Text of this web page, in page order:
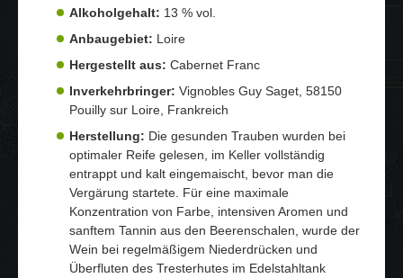
Alkoholgehalt: 13 % vol.
Anbaugebiet: Loire
Hergestellt aus: Cabernet Franc
Inverkehrbringer: Vignobles Guy Saget, 58150
Pouilly sur Loire, Frankreich
Herstellung: Die gesunden Trauben wurden bei
optimaler Reife gelesen, im Keller vollständig
entrappt und kalt eingemaischt, bevor man die
Vergärung startete. Für eine maximale
Konzentration von Farbe, intensiven Aromen und
sanftem Tannin aus den Beerenschalen, wurde der
Wein bei regelmäßigem Niederdrücken und
Überfluten des Tresterhutes im Edelstahltank